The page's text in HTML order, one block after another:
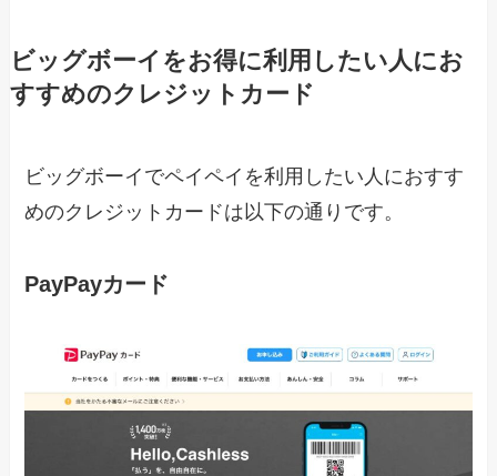
ビッグボーイをお得に利用したい人にお
すすめのクレジットカード
ビッグボーイでペイペイを利用したい人におすす
めのクレジットカードは以下の通りです。
PayPayカード